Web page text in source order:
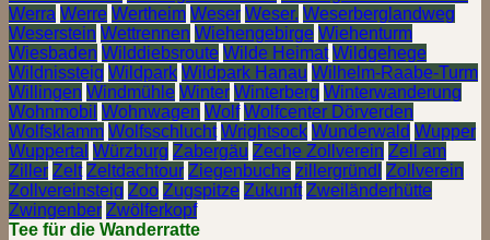
Werra Werre Wertheim Weser Weser. Weserberglandweg
Weserstein Wettrennen Wiehengebirge Wiehenturm
Wiesbaden Wilddiebsroute Wilde Heimat Wildgehege
Wildnissteig Wildpark Wildpark Hanau Wilhelm-Raabe-Turm
Willingen Windmühle Winter Winterberg Winterwanderung
Wohnmobil Wohnwagen Wolf Wolfcenter Dörverden
Wolfsklamm Wolfsschlucht Wrightsock Wunderwald Wupper
Wuppertal Würzburg Zabergäu Zeche Zollverein Zell am
Ziller Zelt Zeltdachtour Ziegenbuche zillergründl Zollverein
Zollvereinsteig Zoo Zugspitze Zukunft Zweiländerhütte
Zwingenber Zwölferkopf
Tee für die Wanderratte